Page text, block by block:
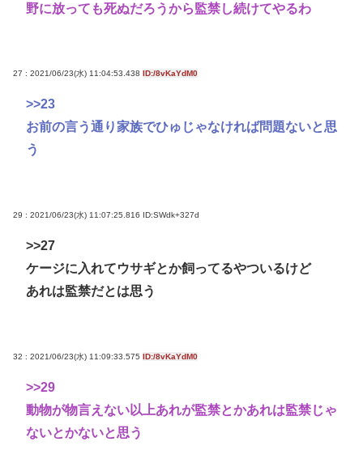
野に放っても死ぬだろうから監禁し続けてやるわ
27 : 2021/06/23(水) 11:04:53.438 ID:/8vKaYdM0
>>23
お前の言う通り家族でひゅじゃなければ問題ないと思
う
29 : 2021/06/23(水) 11:07:25.816 ID:SWdk+327d
>>27
ケージに入れてウサギとか飼ってるやついるけど
あれは監禁だとは思う
32 : 2021/06/23(水) 11:09:33.575 ID:/8vKaYdM0
>>29
動物が物言えない以上あれが監禁とかあれは監禁じゃ
ないとかないと思う